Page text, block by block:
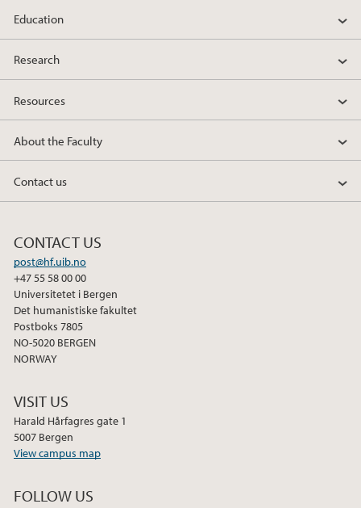
Education
Research
Resources
About the Faculty
Contact us
CONTACT US
post@hf.uib.no
+47 55 58 00 00
Universitetet i Bergen
Det humanistiske fakultet
Postboks 7805
NO-5020 BERGEN
NORWAY
VISIT US
Harald Hårfagres gate 1
5007 Bergen
View campus map
FOLLOW US